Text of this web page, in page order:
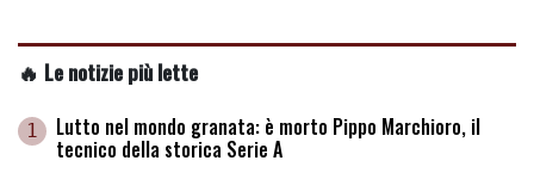
🔥 Le notizie più lette
1 Lutto nel mondo granata: è morto Pippo Marchioro, il
tecnico della storica Serie A